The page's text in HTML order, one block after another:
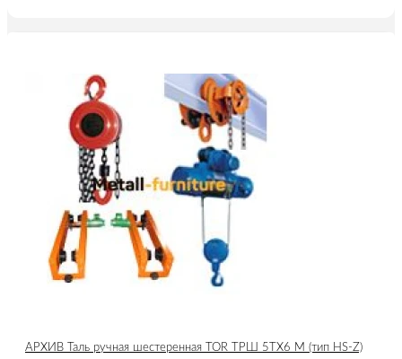
АРХИВ Таль ручная шестеренная TOR ТРШ 5ТХ6 М (тип HS-Z)